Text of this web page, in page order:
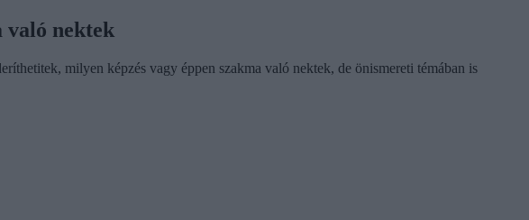
való nektek
milyen képzés vagy éppen szakma való nektek, de önismereti témában is